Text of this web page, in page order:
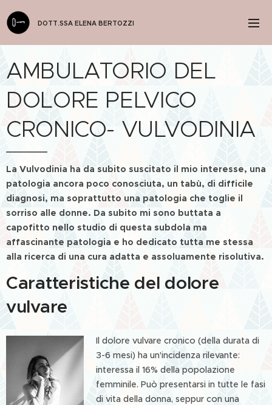
DOTT.SSA ELENA BERTOZZI
AMBULATORIO DEL
DOLORE PELVICO
CRONICO- VULVODINIA
La Vulvodinia ha da subito suscitato il mio interesse, una
patologia ancora poco conosciuta, un tabù, di difficile
diagnosi, ma soprattutto una patologia che toglie il
sorriso alle donne. Da subito mi sono buttata a
capofitto nello studio di questa subdola ma
affascinante patologia e ho dedicato tutta me stessa
alla ricerca di una cura adatta e assoluamente risolutiva.
Caratteristiche del dolore
vulvare
Il dolore vulvare cronico (della durata di
3-6 mesi) ha un'incidenza rilevante:
interessa il 16% della popolazione
femminile. Può presentarsi in tutte le fasi
di vita della donna, seppur con una